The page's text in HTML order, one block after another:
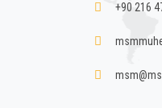
+90 216